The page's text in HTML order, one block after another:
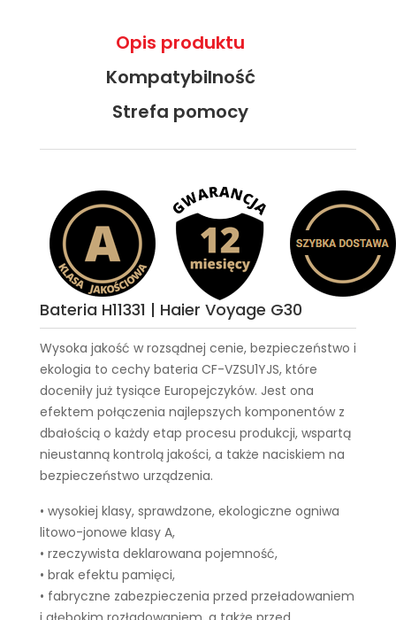
Opis produktu
Kompatybilność
Strefa pomocy
Bateria H11331 | Haier Voyage G30
Wysoka jakość w rozsądnej cenie, bezpieczeństwo i
ekologia to cechy bateria CF-VZSU1YJS, które
doceniły już tysiące Europejczyków. Jest ona
efektem połączenia najlepszych komponentów z
dbałością o każdy etap procesu produkcji, wspartą
nieustanną kontrolą jakości, a także naciskiem na
bezpieczeństwo urządzenia.
• wysokiej klasy, sprawdzone, ekologiczne ogniwa
litowo-jonowe klasy A,
• rzeczywista deklarowana pojemność,
• brak efektu pamięci,
• fabryczne zabezpieczenia przed przeładowaniem